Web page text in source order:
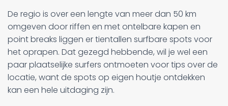
De regio is over een lengte van meer dan 50 km
omgeven door riffen en met ontelbare kapen en
point breaks liggen er tientallen surfbare spots voor
het oprapen. Dat gezegd hebbende, wil je wel een
paar plaatselijke surfers ontmoeten voor tips over de
locatie, want de spots op eigen houtje ontdekken
kan een hele uitdaging zijn.